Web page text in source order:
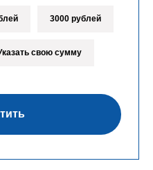
3000 рублей
свою сумму